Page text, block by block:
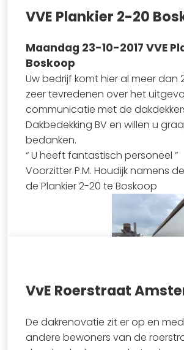
Bekijk
VVE Plankier 2-20
Maandag 23-10-2017 VVE
Boskoop
Uw bedrijf komt hier al meer dan
zeer tevredenen over het
communicatie met de
Dakbedekking BV en willen u
bedanken.
“ U heeft fantastisch personeel ”
Voorzitter P.M. Houdijk namens
de Plankier 2-20 te Boskoop
Bekijk
VvE Roerstraat
De dakrenovatie zit er op en
andere bewoners van de